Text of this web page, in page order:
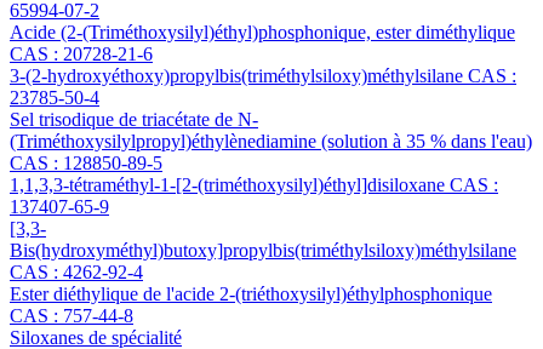
65994-07-2
Acide (2-(Triméthoxysilyl)éthyl)phosphonique, ester diméthylique
CAS : 20728-21-6
3-(2-hydroxyéthoxy)propylbis(triméthylsiloxy)méthylsilane CAS :
23785-50-4
Sel trisodique de triacétate de N-
(Triméthoxysilylpropyl)éthylènediamine (solution à 35 % dans l'eau)
CAS : 128850-89-5
1,1,3,3-tétraméthyl-1-[2-(triméthoxysilyl)éthyl]disiloxane CAS :
137407-65-9
[3,3-
Bis(hydroxyméthyl)butoxy]propylbis(triméthylsiloxy)méthylsilane
CAS : 4262-92-4
Ester diéthylique de l'acide 2-(triéthoxysilyl)éthylphosphonique
CAS : 757-44-8
Siloxanes de spécialité